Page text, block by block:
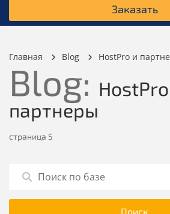
Заказать
Главная Blog HostPro и
Blog:
партнеры
страница 5